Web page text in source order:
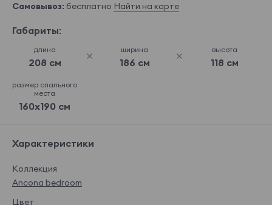
Самовывоз: бесплатно Найти на карте
Габариты:
длина
208 см
ширина
186 см
высота
118 см
размер спального
места
160x190 см
Характеристики
Коллекция
Ancona bedroom
Цвет